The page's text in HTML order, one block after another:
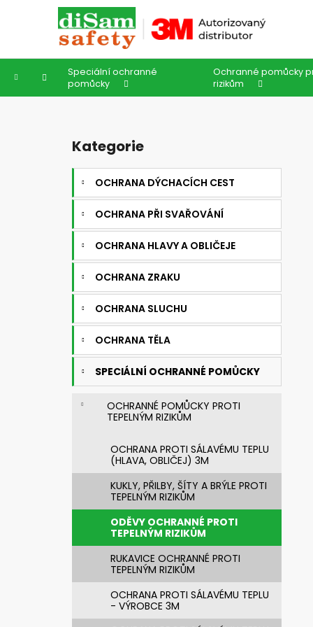
Domů
Speciální ochranné
pomůcky
Ochranné pomůcky
rizikům
Přeskočit
kategorie
Kategorie
OCHRANA DÝCHACÍCH CEST
OCHRANA PŘI SVAŘOVÁNÍ
OCHRANA HLAVY A OBLIČEJE
OCHRANA ZRAKU
OCHRANA SLUCHU
OCHRANA TĚLA
SPECIÁLNÍ OCHRANNÉ POMŮCKY
OCHRANNÉ POMŮCKY PROTI
TEPELNÝM RIZIKŮM
OCHRANA PROTI SÁLAVÉMU TEPLU
(HLAVA, OBLIČEJ) 3M
KUKLY, PŘILBY, ŠÍTY A BRÝLE PROTI
TEPELNÝM RIZIKŮM
ODĚVY OCHRANNÉ PROTI
TEPELNÝM RIZIKŮM
RUKAVICE OCHRANNÉ PROTI
TEPELNÝM RIZIKŮM
OCHRANA PROTI SÁLAVÉMU TEPLU
- VÝROBCE 3M
í
Zpět
do
obchodu
Zpět
do
obchodu
720392.51 UNIMASK - LEHKÝ
UNIVERZÁLNÍ OBLIČEJOVÝ ŠTÍT S
TEXTILNÍM OBLIČEJOVÝM
TĚSNĚNÍM,VÁLCOVÝM ZORNÍKEM A S
PĚTIBODOVÝM UPÍNACÍM SYSTÉMEM
3 521,28 Kč